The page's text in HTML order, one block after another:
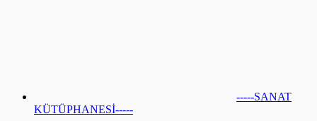
-----SANAT
KÜTÜPHANESİ-----